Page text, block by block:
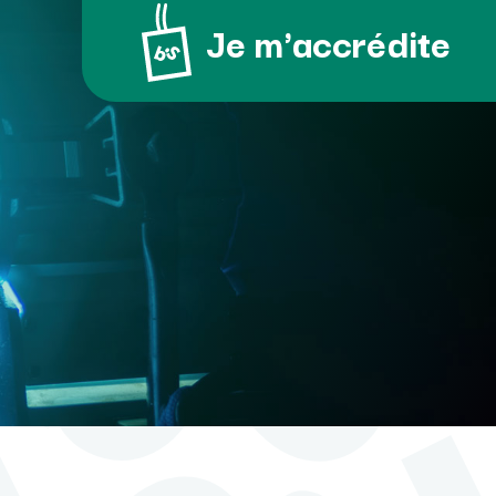
Je m'accrédite